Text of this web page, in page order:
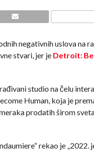
negativnih uslova na
stvari, jer je Detroit:
studio na čelu
Human, koja je
prodatih širom
rekao je „2022.